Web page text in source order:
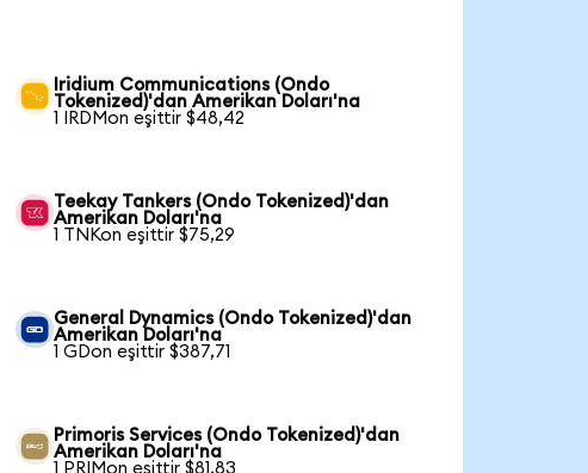
Iridium Communications (Ondo
Tokenized)'dan Amerikan Doları'na
1 IRDMon eşittir $48,42
Teekay Tankers (Ondo Tokenized)'dan
Amerikan Doları'na
1 TNKon eşittir $75,29
General Dynamics (Ondo Tokenized)'dan
Amerikan Doları'na
1 GDon eşittir $387,71
Primoris Services (Ondo Tokenized)'dan
Amerikan Doları'na
1 PRIMon eşittir $81,83